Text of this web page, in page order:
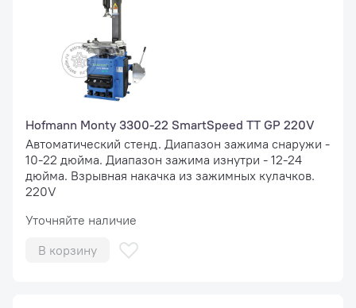
Hofmann Monty 3300-22 SmartSpeed TT GP 220V
Автоматический стенд. Диапазон зажима снаружи -
10-22 дюйма. Диапазон зажима изнутри - 12-24
дюйма. Взрывная накачка из зажимных кулачков.
220V
Уточняйте наличие
В корзину